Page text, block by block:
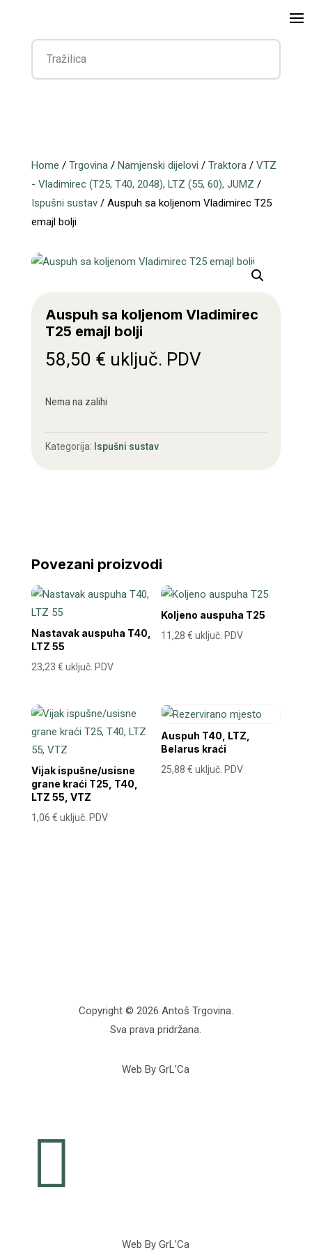
Home / Trgovina/ Namjenski dijelovi / Traktora/ VTZ
- Vladimirec (T25, T40, 2048), LTZ (55, 60), JUMZ /
Ispušni sustav/ Auspuh sa koljenom Vladimirec T25
emajl bolji
Auspuh sa koljenom Vladimirec
T25 emajl bolji
58,50 € uključ. PDV
Nema na zalihi
Kategorija: Ispušni sustav
Povezani proizvodi
Nastavak auspuha T40,
LTZ 55
23,23 € uključ. PDV
Koljeno auspuha T25
11,28€ uključ. PDV
Vijak ispušne/usisne
grane kraći T25, T40,
LTZ 55, VTZ
1,06 € uključ. PDV
Auspuh T40, LTZ,
Belarus kraći
25,88€ uključ. PDV
Copyright © 2026 Antoš Trgovina.
Sva prava pridržana.
Web By GrL’Ca

Web By GrL’Ca